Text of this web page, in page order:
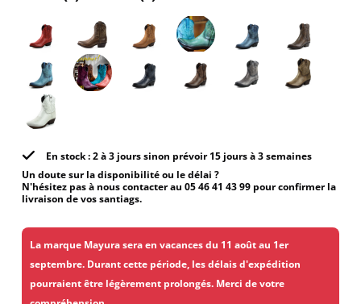
En stock : 2 à 3 jours sinon prévoir 15 jours à 3 semaines
Un doute sur la disponibilité ou le délai ?
N'hésitez pas à nous contacter au 05 46 41 43 99 pour confirmer la
livraison de vos santiags.
La marque Mayura sera en vacances du 11 août au 1er
septembre. Durant cette période, les délais d'expédition
pourraient être légèrement prolongés. Merci de votre